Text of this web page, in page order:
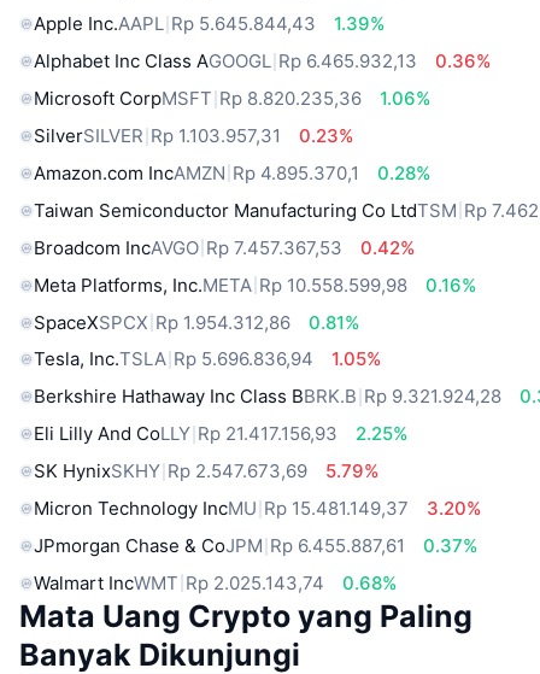
Apple Inc.AAPL Rp 5.645.844,43
1.39%
Alphabet Inc Class AGOOGL Rp 6.465.932,13
0.36%
Microsoft CorpMSFT Rp 8.820.235,36
1.06%
SilverSILVER Rp 1.103.957,31
0.23%
Amazon.com IncAMZN Rp 4.895.370,1
0.28%
Taiwan Semiconductor Manufacturing Co LtdTSM Rp
Broadcom IncAVGO Rp 7.457.367,53
0.42%
Meta Platforms, Inc.META Rp 10.558.599,98
0.16%
SpaceXSPCX Rp 1.954.312,86
0.81%
Tesla, Inc.TSLA Rp 5.696.836,94
1.05%
Berkshire Hathaway Inc Class BBRK.B Rp 9.321.924,28
Eli Lilly And CoLLY Rp 21.417.156,93
2.25%
SK HynixSKHY Rp 2.547.673,69
5.79%
Micron Technology IncMU Rp 15.481.149,37
3.20%
JPmorgan Chase & CoJPM Rp 6.455.887,61
0.37%
Walmart IncWMT Rp 2.025.143,74 0.68%
Mata Uang Crypto yang Paling
Banyak Dikunjungi